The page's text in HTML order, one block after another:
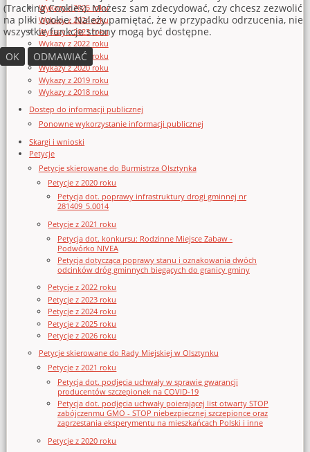
Wykazy z 2025 roku
Wykazy z 2024 roku
Wykazy z 2023 roku
Wykazy z 2022 roku
Wykazy z 2021 roku
Wykazy z 2020 roku
Wykazy z 2019 roku
Wykazy z 2018 roku
Dostęp do informacji publicznej
Ponowne wykorzystanie informacji publicznej
Skargi i wnioski
Petycje
Petycje skierowane do Burmistrza Olsztynka
Petycje z 2020 roku
Petycja dot. poprawy infrastruktury drogi gminnej nr
281409_5.0014
Petycje z 2021 roku
Petycja dot. konkursu: Rodzinne Miejsce Zabaw -
Podwórko NIVEA
Petycja dotycząca poprawy stanu i oznakowania dwóch
odcinków dróg gminnych biegących do granicy gminy
Petycje z 2022 roku
Petycje z 2023 roku
Petycje z 2024 roku
Petycje z 2025 roku
Petycje z 2026 roku
Petycje skierowane do Rady Miejskiej w Olsztynku
Petycje z 2021 roku
Petycja dot. podjęcia uchwały w sprawie gwarancji
producentów szczepionek na COVID-19
Petycja dot. podjęcia uchwały poierającej list otwarty STOP
zabójczenmu GMO - STOP niebezpiecznej szczepionce oraz
zaprzestania eksperymentu na mieszkańcach Polski i inne
Petycje z 2020 roku
(Tracking Cookies). Możesz sam zdecydować, czy chcesz zezwolić
na pliki cookie. Należy pamiętać, że w przypadku odrzucenia, nie
wszystkie funkcje strony mogą być dostępne.
OK
ODMAWIAĆ